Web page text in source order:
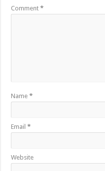
Comment*
Name*
Email*
Website